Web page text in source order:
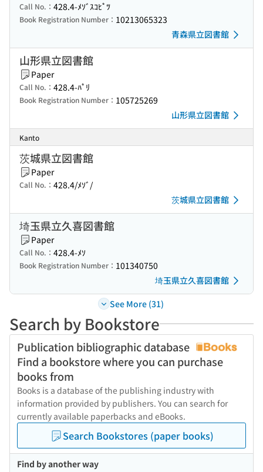
Call No.： 428.4-ﾒｿﾞｽｺﾋﾟﾂ
Book Registration Number： 10213065323
青森県立図書館
山形県立図書館
Paper
Call No.： 428.4-ﾊﾟﾘ
Book Registration Number： 105725269
山形県立図書館
Kanto
茨城県立図書館
Paper
Call No.： 428.4/ﾒｿﾞ/
茨城県立図書館
埼玉県立久喜図書館
Paper
Call No.： 428.4-ﾒｿ
Book Registration Number： 101340750
埼玉県立久喜図書館
See More (31)
Search by Bookstore
Publication bibliographic database
Find a bookstore where you can purchase
books from
Books is a database of the publishing industry with
information provided by publishers. You can search for
currently available paperbacks and eBooks.
Search Bookstores (paper books)
Find by another way